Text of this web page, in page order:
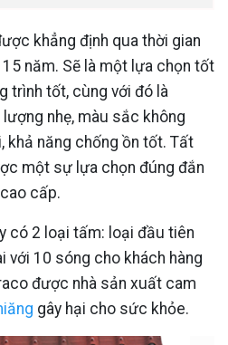
khẳng định qua thời gian
năm. Sẽ là một lựa chọn tốt
trình tốt, cùng với đó là
nhẹ, màu sắc không
khả năng chống ồn tốt. Tất
một sự lựa chọn đúng đắn
cấp.
có 2 loại tấm: loại đầu tiên
với 10 sóng cho khách hàng
được nhà sản xuất cam
gây hại cho sức khỏe.